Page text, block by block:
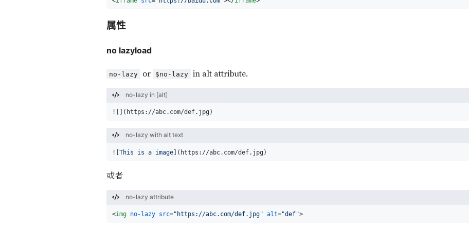
属性
no lazyload
no-lazy or $no-lazy in alt attribute.
no-lazy in [alt]
![]( https://abc.com/def.jpg)
no-lazy with alt text
![This is a image]( https://abc.com/def.jpg)
或者
no-lazy attribute
<img no-lazy src="https://abc.com/def.jpg" alt="def">